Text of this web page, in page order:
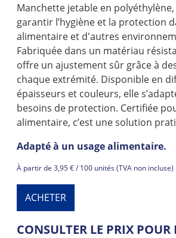
Manchette jetable en
garantir l’hygiène et la protection
alimentaire et d'autres
Fabriquée dans un matériau
offre un ajustement sûr grâce à
chaque extrémité. Disponible en
épaisseurs et couleurs, elle
besoins de protection. Certifiée
alimentaire, c’est une solution
Adapté à un usage alimentaire.
À partir de 3,95 € / 100 unités (TVA non incluse)
ACHETER
CONSULTER LE PRIX POUR